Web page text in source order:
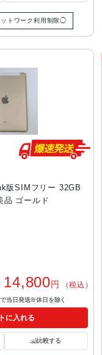
トワーク利用制限◯
版SIMフリー 32GB
品 ゴールド
14,800円 （税込）
当日発送※休日を除く
に入れる
比較する